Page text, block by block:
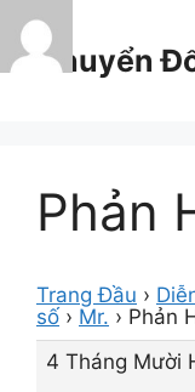
Chuyển
đến
nội
Chuyển
Phản
Trang Đầu ›
số › Mr. › Phản
4 Tháng Mười